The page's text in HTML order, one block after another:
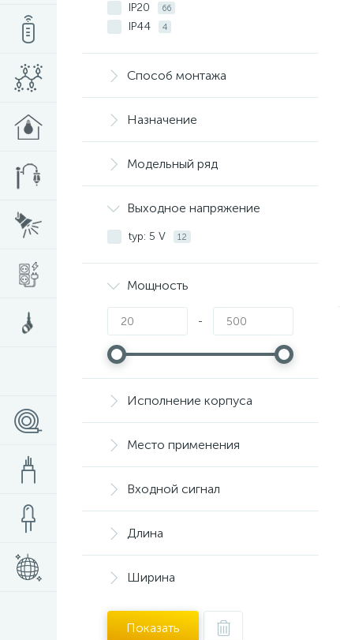
IP20 66
IP44 4
Способ монтажа
Назначение
Модельный ряд
Выходное напряжение
typ: 5 V 12
Мощность
-
Исполнение корпуса
Место применения
Входной сигнал
Длина
Ширина
Показать